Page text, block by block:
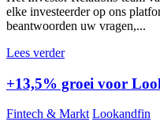
elke investeerder op ons
beantwoorden uw vragen,...
Lees verder
+13,5% groei voor
Fintech & Markt Lookandfin